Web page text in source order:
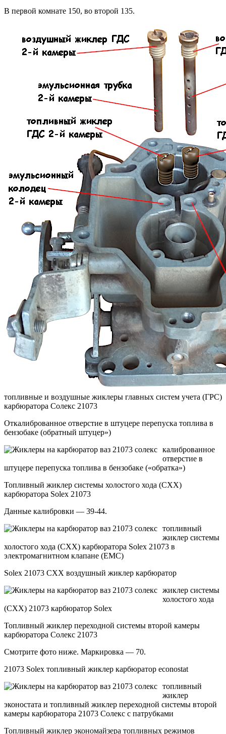
В первой комнате 150, во второй 135.
топливные и воздушные жиклеры главных систем учета (ГРС)
карбюратора Солекс 21073
Откалиброванное отверстие в штуцере перепуска топлива в
бензобаке (обратный штуцер»)
калиброванное
отверстие в
штуцере перепуска топлива в бензобаке («обратка»)
Топливный жиклер системы холостого хода (CXX)
карбюратора Solex 21073
Данные калибровки — 39-44.
топливный
жиклер системы
холостого хода (CXX) карбюратора Solex 21073 в
электромагнитном клапане (EMC)
Solex 21073 CXX воздушный жиклер карбюратор
жиклер системы
холостого хода
(CXX) 21073 карбюратор Solex
Топливный жиклер переходной системы второй камеры
карбюратора Солекс 21073
Смотрите фото ниже. Маркировка — 70.
21073 Solex топливный жиклер карбюратор econostat
топливный
жиклер
эконостата и топливный жиклер переходной системы второй
камеры карбюратора 21073 Солекс с патрубками
Топливный жиклер экономайзера топливных режимов